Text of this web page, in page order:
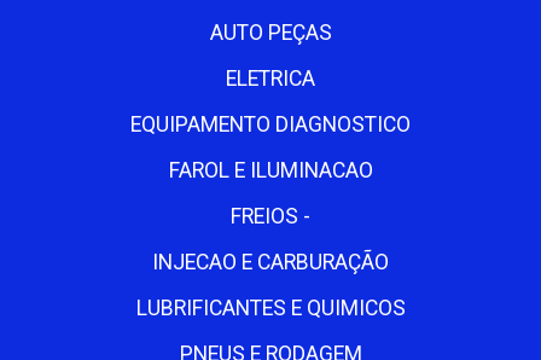
AUTO PEÇAS
ELETRICA
EQUIPAMENTO DIAGNOSTICO
FAROL E ILUMINACAO
FREIOS -
INJECAO E CARBURAÇÃO
LUBRIFICANTES E QUIMICOS
PNEUS E RODAGEM